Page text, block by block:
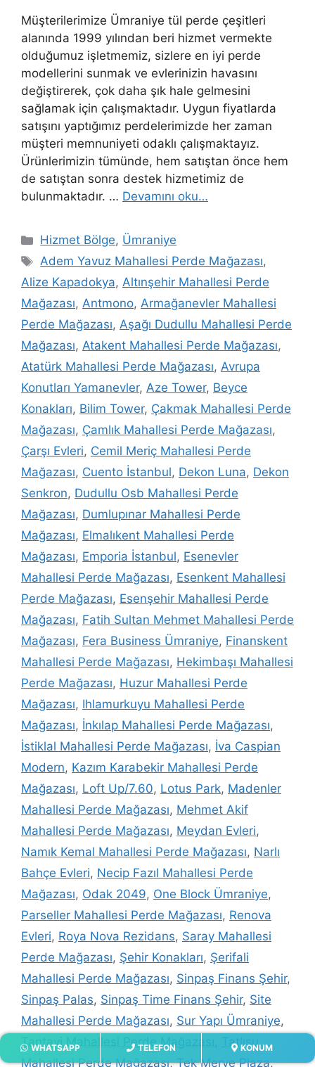
Müşterilerimize Ümraniye tül perde çeşitleri
alanında 1999 yılından beri hizmet vermekte
olduğumuz işletmemiz, sizlere en iyi perde
modellerini sunmak ve evlerinizin havasını
değiştirerek, çok daha şık hale gelmesini
sağlamak için çalışmaktadır. Uygun fiyatlarda
satışını yaptığımız perdelerimizde her zaman
müşteri memnuniyeti odaklı çalışmaktayız.
Ürünlerimizin tümünde, hem satıştan önce hem
de satıştan sonra destek hizmetimiz de
bulunmaktadır. … Devamını oku…
Hizmet Bölge, Ümraniye
Adem Yavuz Mahallesi Perde Mağazası,
Alize Kapadokya, Altınşehir Mahallesi Perde
Mağazası, Antmono, Armağanevler Mahallesi
Perde Mağazası, Aşağı Dudullu Mahallesi Perde
Mağazası, Atakent Mahallesi Perde Mağazası,
Atatürk Mahallesi Perde Mağazası, Avrupa
Konutları Yamanevler, Aze Tower, Beyce
Konakları, Bilim Tower, Çakmak Mahallesi Perde
Mağazası, Çamlık Mahallesi Perde Mağazası,
Çarşı Evleri, Cemil Meriç Mahallesi Perde
Mağazası, Cuento İstanbul, Dekon Luna, Dekon
Senkron, Dudullu Osb Mahallesi Perde
Mağazası, Dumlupınar Mahallesi Perde
Mağazası, Elmalıkent Mahallesi Perde
Mağazası, Emporia İstanbul, Esenevler
Mahallesi Perde Mağazası, Esenkent Mahallesi
Perde Mağazası, Esenşehir Mahallesi Perde
Mağazası, Fatih Sultan Mehmet Mahallesi Perde
Mağazası, Fera Business Ümraniye, Finanskent
Mahallesi Perde Mağazası, Hekimbaşı Mahallesi
Perde Mağazası, Huzur Mahallesi Perde
Mağazası, Ihlamurkuyu Mahallesi Perde
Mağazası, İnkılap Mahallesi Perde Mağazası,
İstiklal Mahallesi Perde Mağazası, İva Caspian
Modern, Kazım Karabekir Mahallesi Perde
Mağazası, Loft Up/7.60, Lotus Park, Madenler
Mahallesi Perde Mağazası, Mehmet Akif
Mahallesi Perde Mağazası, Meydan Evleri,
Namık Kemal Mahallesi Perde Mağazası, Narlı
Bahçe Evleri, Necip Fazıl Mahallesi Perde
Mağazası, Odak 2049, One Block Ümraniye,
Parseller Mahallesi Perde Mağazası, Renova
Evleri, Roya Nova Rezidans, Saray Mahallesi
Perde Mağazası, Şehir Konakları, Şerifali
Mahallesi Perde Mağazası, Sinpaş Finans Şehir,
Sinpaş Palas, Sinpaş Time Finans Şehir, Site
Mahallesi Perde Mağazası, Sur Yapı Ümraniye,
Tantavi Mahallesi Perde Mağazası
Tatlısu
Mahallesi Perde Mağazası,Tek Merve Plaza,
WHATSAPP TELEFON KONUM